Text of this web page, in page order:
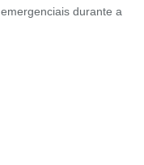
durante a